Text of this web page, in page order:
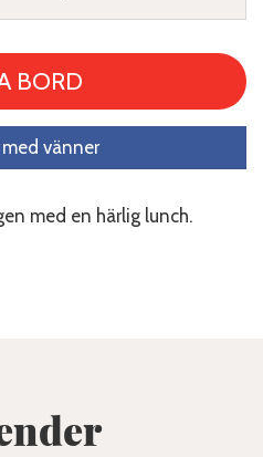
BORD
vänner
med en härlig lunch.